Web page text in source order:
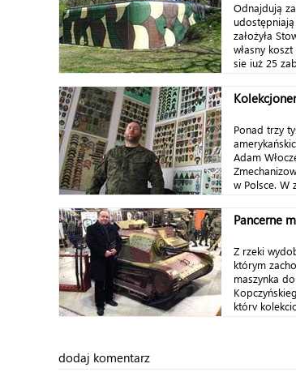
Odnajdują
założyła
własny
się już 25
Ponad trzy
Adam
w Polsce. W
Pancerne
Z rzeki
którym
maszynka
który
dodaj komentarz